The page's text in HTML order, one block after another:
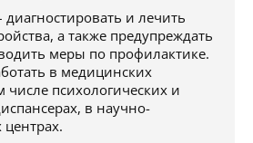
диагностировать и лечить
а также предупреждать
меры по профилактике.
в медицинских
числе психологических и
в научно-
центрах.